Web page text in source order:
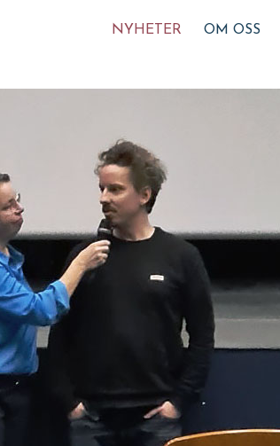
NYHETER OM OSS